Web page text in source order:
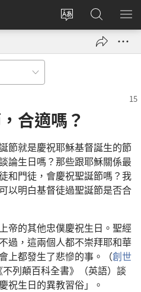
更
登
錄
（開
搜
尋
JW.ORG
顯
合適嗎？
節就是慶祝耶穌基督誕生的節
論生日嗎？那些跟耶穌關係最
和門徒，會慶祝聖誕節嗎？我
以明白基督徒過聖誕節是否合
帝的其他忠僕慶祝生日。聖經
過，這兩個人都不崇拜耶和華
上都發生了悲慘的事。（創世
不列顛百科全書》（英語）談
祝生日的異教習俗」。